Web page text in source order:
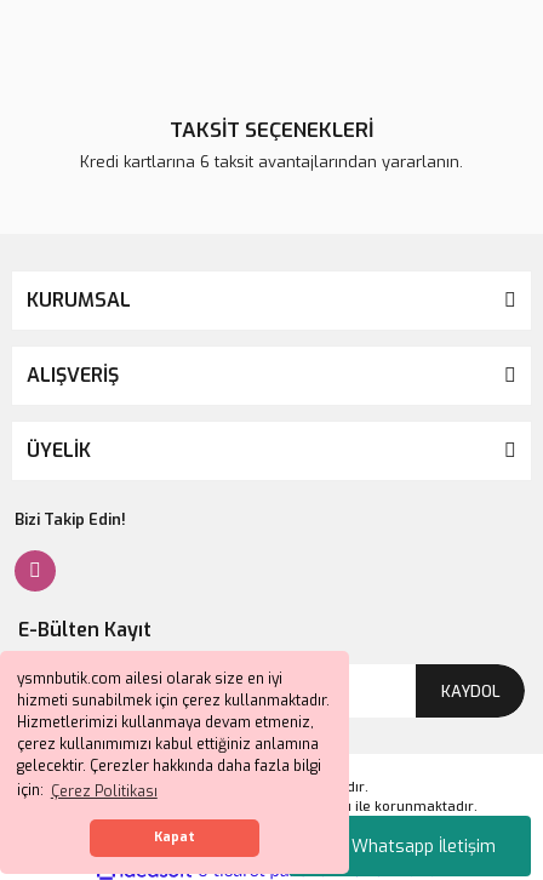
ysmnbutik.com ailesi olarak size en iyi
hizmeti sunabilmek için çerez kullanmaktadır.
Hizmetlerimizi kullanmaya devam etmeniz,
çerez kullanımımızı kabul ettiğiniz anlamına
gelecektir. Çerezler hakkında daha fazla bilgi
için: Çerez Politikası
Kapat Whatsapp İletişim
TAKSİT SEÇENEKLERİ
Kredi kartlarına 6 taksit avantajlarından yararlanın.
KURUMSAL
ALIŞVERİŞ
ÜYELİK
Bizi Takip Edin!
E-Bülten Kayıt
KAYDOL
2024 © Tüm Hakları Saklıdır.
Kredi kartı bilgileriniz 256bit SSL sertifikası ile korunmaktadır.
ideasoft e-